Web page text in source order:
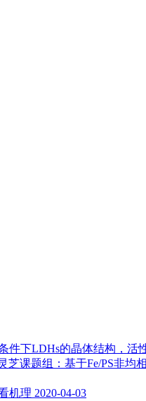
件下LDHs的晶体结构，活
芝课题组：基于Fe/PS非均
机理 2020-04-03